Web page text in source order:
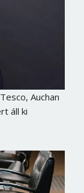
Auchan
áll ki